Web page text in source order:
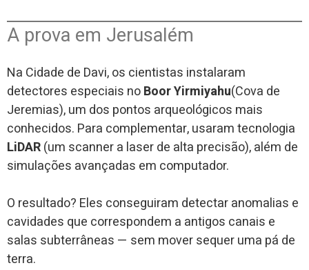
A prova em Jerusalém
Na Cidade de Davi, os cientistas instalaram
detectores especiais noBoor Yirmiyahu(Cova de
Jeremias), um dos pontos arqueológicos mais
conhecidos. Para complementar, usaram tecnologia
LiDAR(um scanner a laser de alta precisão), além de
simulações avançadas em computador.
O resultado? Eles conseguiram detectar anomalias e
cavidades que correspondem a antigos canais e
salas subterrâneas — sem mover sequer uma pá de
terra.